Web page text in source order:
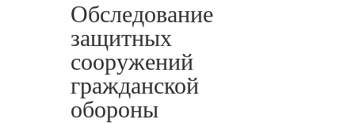
Обследование
защитных
сооружений
гражданской
обороны